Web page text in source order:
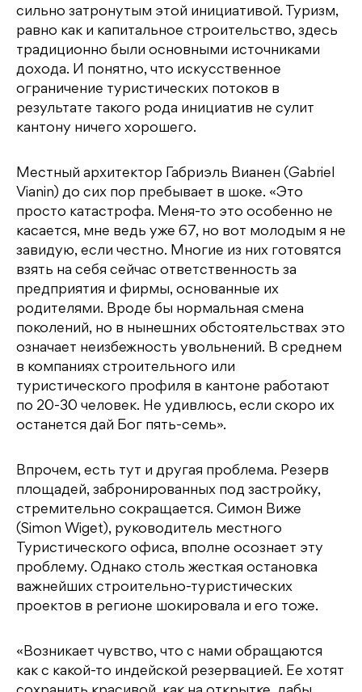
сильно затронутым этой инициативой. Туризм,
равно как и капитальное строительство, здесь
традиционно были основными источниками
дохода. И понятно, что искусственное
ограничение туристических потоков в
результате такого рода инициатив не сулит
кантону ничего хорошего.
Местный архитектор Габриэль Вианен (Gabriel
Vianin) до сих пор пребывает в шоке. «Это
просто катастрофа. Меня-то это особенно не
касается, мне ведь уже 67, но вот молодым я не
завидую, если честно. Многие из них готовятся
взять на себя сейчас ответственность за
предприятия и фирмы, основанные их
родителями. Вроде бы нормальная смена
поколений, но в нынешних обстоятельствах это
означает неизбежность увольнений. В среднем
в компаниях строительного или
туристического профиля в кантоне работают
по 20-30 человек. Не удивлюсь, если скоро их
останется дай Бог пять-семь».
Впрочем, есть тут и другая проблема. Резерв
площадей, забронированных под застройку,
стремительно сокращается. Симон Виже
(Simon Wiget), руководитель местного
Туристического офиса, вполне осознает эту
проблему. Однако столь жесткая остановка
важнейших строительно-туристических
проектов в регионе шокировала и его тоже.
«Возникает чувство, что с нами обращаются
как с какой-то индейской резервацией. Ее хотят